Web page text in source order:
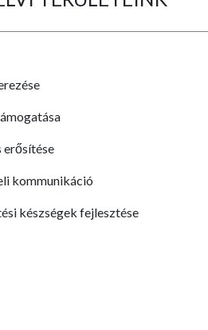
erősítése
kommunikáció
készségek fejlesztése